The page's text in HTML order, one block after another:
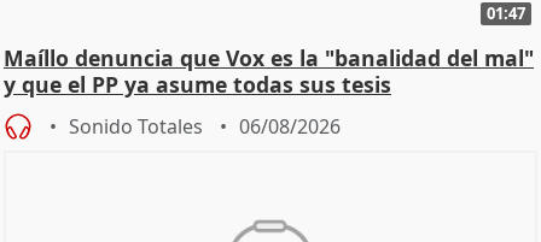
01:47
Maíllo denuncia que Vox es la "banalidad del mal"
y que el PP ya asume todas sus tesis
Sonido Totales 06/08/2026